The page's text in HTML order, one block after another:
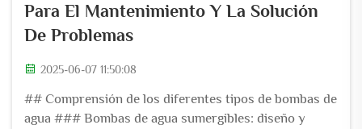
Para El Mantenimiento Y La Solución
De Problemas
2025-06-07 11:50:08
## Comprensión de los diferentes tipos de bombas de
agua ### Bombas de agua sumergibles: diseño y